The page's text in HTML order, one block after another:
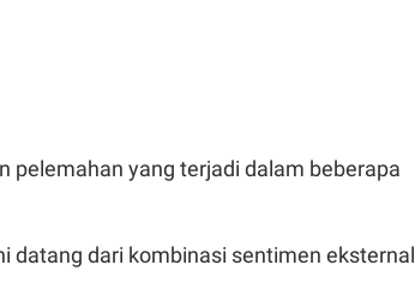
pelemahan yang terjadi dalam beberapa
datang dari kombinasi sentimen eksternal